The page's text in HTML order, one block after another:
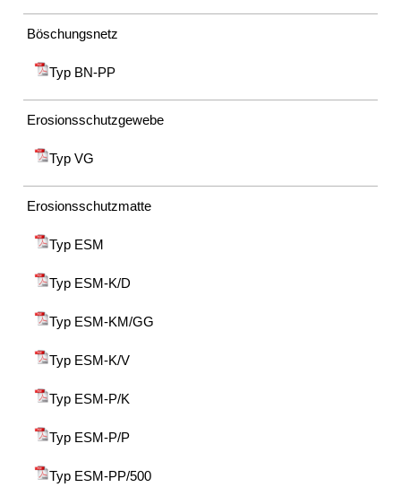
Böschungsnetz
Typ BN-PP
Erosionsschutzgewebe
Typ VG
Erosionsschutzmatte
Typ ESM
Typ ESM-K/D
Typ ESM-KM/GG
Typ ESM-K/V
Typ ESM-P/K
Typ ESM-P/P
Typ ESM-PP/500